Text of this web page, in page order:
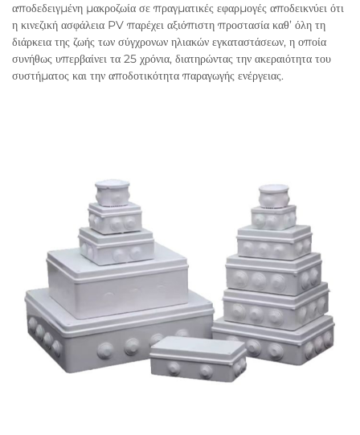
αποδεδειγμένη μακροζωία σε πραγματικές εφαρμογές αποδεικνύει ότι
η κινεζική ασφάλεια PV παρέχει αξιόπιστη προστασία καθ’ όλη τη
διάρκεια της ζωής των σύγχρονων ηλιακών εγκαταστάσεων, η οποία
συνήθως υπερβαίνει τα 25 χρόνια, διατηρώντας την ακεραιότητα του
συστήματος και την αποδοτικότητα παραγωγής ενέργειας.